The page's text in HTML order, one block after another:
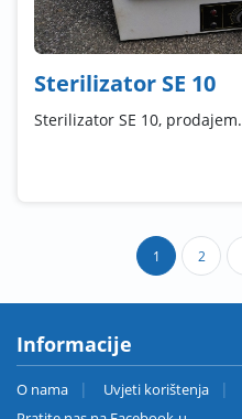
Sterilizator SE 10
Sterilizator SE 10, prodajem.
1 2
Informacije
O nama Uvjeti korištenja